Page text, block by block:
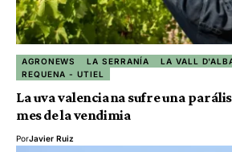
AGRONEWS LA SERRANÍA
LA VALL
REQUENA - UTIEL
La uva valenciana sufre una
mes de la vendimia
PorJavier Ruiz